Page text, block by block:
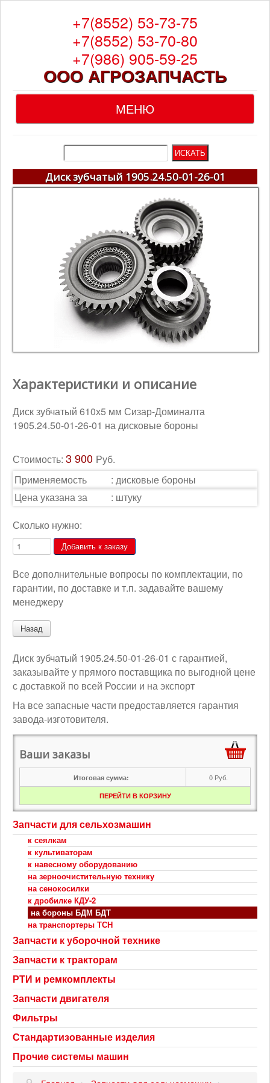
+7(8552) 53-73-75
+7(8552) 53-70-80
+7(986) 905-59-25
ООО АГРОЗАПЧАСТЬ
МЕНЮ
Главная
О компании
Каталог
Гарантия
Доставка
Контакты
Корзина
Диск зубчатый 1905.24.50-01-26-01
Характеристики и описание
Диск зубчатый 610х5 мм Сизар-Доминалта
1905.24.50-01-26-01 на дисковые бороны
Стоимость: 3 900 Руб.
Применяемость
: дисковые бороны
Цена указана за
: штуку
Сколько нужно:
Все дополнительные вопросы по комплектации, по
гарантии, по доставке и т.п. задавайте вашему
менеджеру
Диск зубчатый 1905.24.50-01-26-01 с гарантией,
заказывайте у прямого поставщика по выгодной цене
с доставкой по всей России и на экспорт
На все запасные части предоставляется гарантия
завода-изготовителя.
Ваши заказы
Итоговая сумма: 0 Руб.
ПЕРЕЙТИ В КОРЗИНУ
Запчасти для сельхозмашин
к сеялкам
к культиваторам
к навесному оборудованию
на зерноочистительную технику
на сенокосилки
к дробилке КДУ-2
на бороны БДМ БДТ
на транспортеры ТСН
Запчасти к уборочной технике
Запчасти к тракторам
РТИ и ремкомплекты
Запчасти двигателя
Фильтры
Стандартизованные изделия
Прочие системы машин